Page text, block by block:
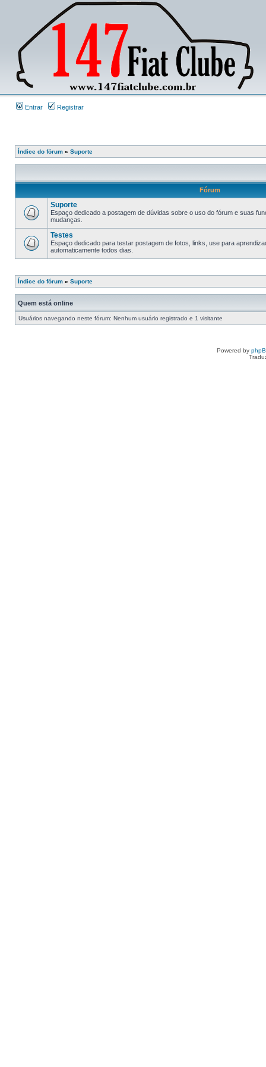
Entrar Registrar
Índice do fórum » Suporte
Fórum
Suporte
Espaço dedicado a postagem de dúvidas sobre o uso do fórum e suas
mudanças.
Testes
Espaço dedicado para testar postagem de fotos, links, use para
automaticamente todos dias.
Índice do fórum » Suporte
Quem está online
Usuários navegando neste fórum: Nenhum usuário registrado e 1 visitante
Powered by